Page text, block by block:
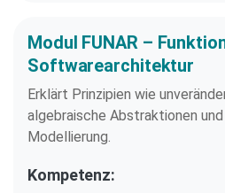
Modul FUNAR –
Softwarearchitektur
Erklärt Prinzipien wie
algebraische Abstraktionen
Modellierung.
Kompetenz: